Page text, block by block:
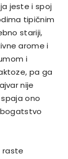
jeste i spoj
tipičnim
stariji,
arome i
i
pa ga
nije
ono
raste